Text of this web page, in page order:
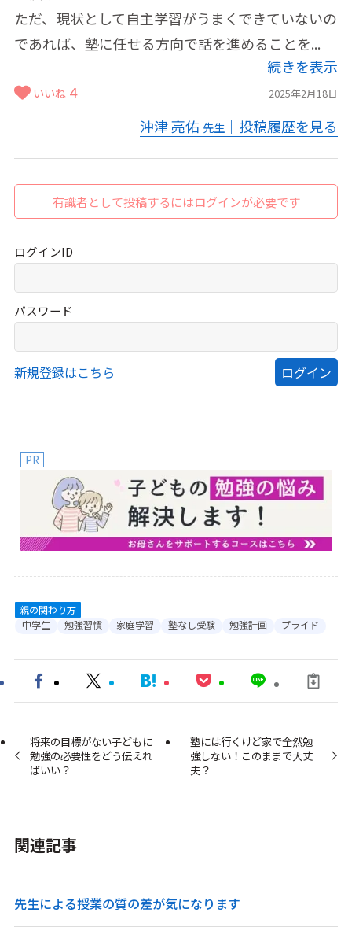
ただ、現状として自主学習がうまくできていないの
であれば、塾に任せる方向で話を進めることを...
続きを表示
2025年2月18日
いいね 4
沖津 亮佑 先生 ｜投稿履歴を見る
有識者として投稿するにはログインが必要です
ログインID
パスワード
新規登録はこちら
PR
親の関わり方
中学生
勉強習慣 家庭学習 塾なし受験 勉強計画 プライド
将来の目標がない子どもに
勉強の必要性をどう伝えれ
ばいい？
塾には行くけど家で全然勉
強しない！このままで大丈
夫？
関連記事
先生による授業の質の差が気になります